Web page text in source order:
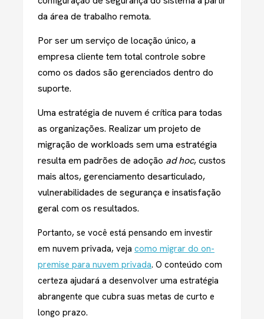
da área de trabalho remota.
Por ser um serviço de locação único, a
empresa cliente tem total controle sobre
como os dados são gerenciados dentro do
suporte.
Uma estratégia de nuvem é crítica para todas
as organizações. Realizar um projeto de
migração de workloads sem uma estratégia
resulta em padrões de adoção ad hoc, custos
mais altos, gerenciamento desarticulado,
vulnerabilidades de segurança e insatisfação
geral com os resultados.
Portanto, se você está pensando em investir
em nuvem privada, veja como migrar do on-
premise para nuvem privada. O conteúdo com
certeza ajudará a desenvolver uma estratégia
abrangente que cubra suas metas de curto e
longo prazo.